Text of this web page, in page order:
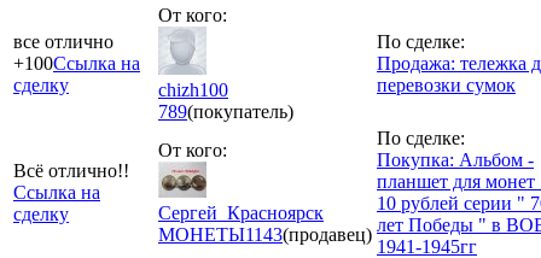
все отлично
+100Ссылка на
сделку
От кого:
chizh100
789(покупатель)
По сделке:
Продажа: тележка
перевозки сумок
Всё отлично!!
Ссылка на
сделку
От кого:
Сергей_Красноярск
МОНЕТЫ1143(продавец)
По сделке:
Покупка: Альбом -
планшет для монет
10 рублей серии "
лет Победы " в
1941-1945гг